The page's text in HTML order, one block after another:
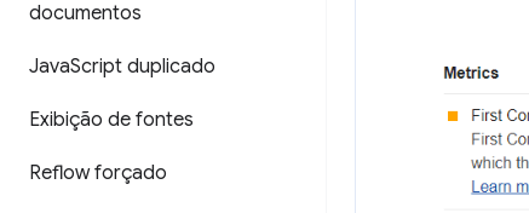
documentos
JavaScript duplicado
Exibição de fontes
Reflow forçado